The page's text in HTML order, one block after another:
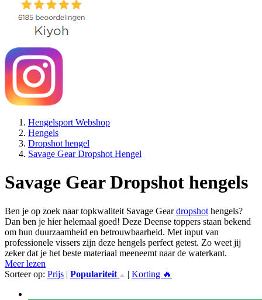
Hengelsport Webshop
Hengels
Dropshot hengel
Savage Gear Dropshot Hengel
Savage Gear Dropshot hengels
Ben je op zoek naar topkwaliteit Savage Geardropshot hengels?
Dan ben je hier helemaal goed! Deze Deense toppers staan bekend
om hun duurzaamheid en betrouwbaarheid. Met input van
professionele vissers zijn deze hengels perfect getest. Zo weet jij
zeker dat je het beste materiaal meeneemt naar de waterkant.
Meer lezen
Sorteer op: Prijs | Populariteit | Korting 🔥